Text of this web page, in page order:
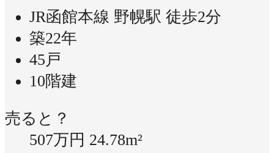
JR函館本線 野幌駅 徒歩2分
築22年
45戸
10階建
売ると？
507万円 24.78m²